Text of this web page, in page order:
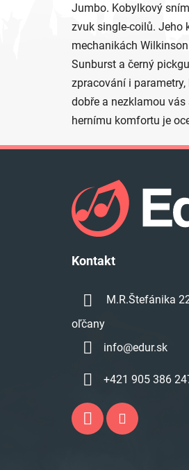
Jumbo. Kobylkový
zvuk single-coilů. Jeho
mechanikách
Sunburst a černý
zpracování i
dobře a nezklamou
hernímu komfortu je
Kontakt
M.R.Štefánika
oľčany
info@edur.sk
+421 905 386